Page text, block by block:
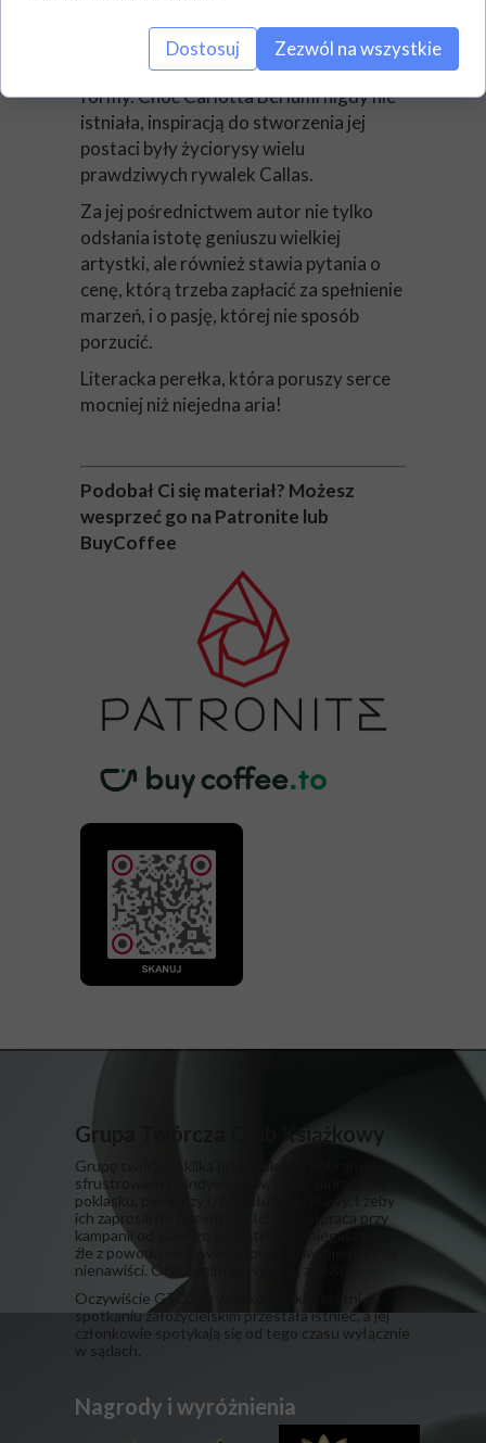
pani Róży”, po raz kolejny udowadnia, że
jest prawdziwym mistrzem krótkiej
formy. Choć Carlotta Berlumi nigdy nie
istniała, inspiracją do stworzenia jej
postaci były życiorysy wielu
prawdziwych rywalek Callas.
Za jej pośrednictwem autor nie tylko
odsłania istotę geniuszu wielkiej
artystki, ale również stawia pytania o
cenę, którą trzeba zapłacić za spełnienie
marzeń, i o pasję, której nie sposób
porzucić.
Literacka perełka, która poruszy serce
mocniej niż niejedna aria!
Podobał Ci się materiał? Możesz
wesprzeć go na Patronite lub
BuyCoffee
Grupa Twórcza Qlub Xsiążkowy
Grupę tworzyło kilka przypadkowo dobranych,
sfrustrowanych indywiduów, które zapragnęły
poklasku, pieniędzy i niezasłużonej sławy. I żeby
ich zaprosili do telewizora. Ich współpraca przy
kampanii od samego początku przebiegała bardzo
źle z powodu wielowektorowej, odwzajemnionej
nienawiści. Oraz bezinteresownej zawiści.
​Oczywiście GTQX w wyniku wielkiej kłótni na
spotkaniu założycielskim przestała istnieć, a jej
członkowie spotykają się od tego czasu wyłącznie
w sądach.
Nagrody i wyróżnienia
Dostosuj Zezwól na wszystkie